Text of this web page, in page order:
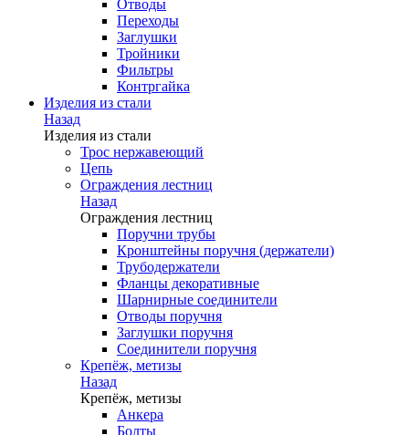
Отводы
Переходы
Заглушки
Тройники
Фильтры
Контргайка
Изделия из стали
Назад
Изделия из стали
Трос нержавеющий
Цепь
Ограждения лестниц
Назад
Ограждения лестниц
Поручни трубы
Кронштейны поручня (держатели)
Трубодержатели
Фланцы декоративные
Шарнирные соединители
Отводы поручня
Заглушки поручня
Соединители поручня
Крепёж, метизы
Назад
Крепёж, метизы
Анкера
Болты